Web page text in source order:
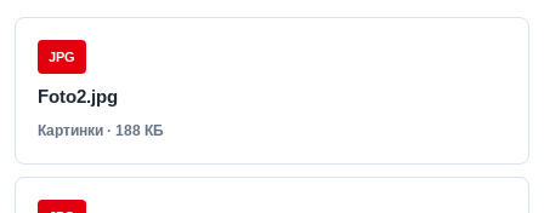
JPG
Foto2.jpg
Картинки · 188 КБ